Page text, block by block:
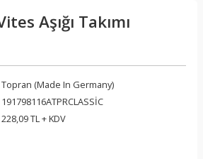
Aşığı Takımı
Topran (Made In Germany)
191798116ATPRCLASSİC
228,09 TL + KDV